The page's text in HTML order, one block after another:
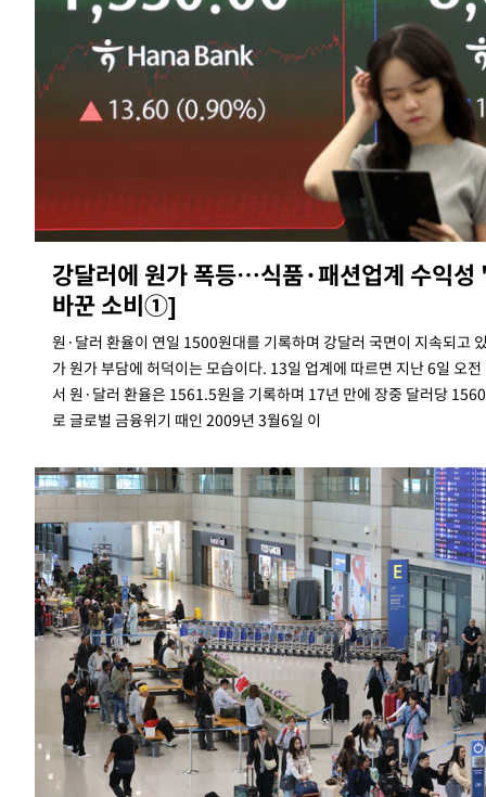
-20724초 전 >제주 골프장서 멧돼지 출현 결국 사살…'이용객 대피'
-18542초 전 >[속보]원·달러 환율, 2.3원 오른 1418.4원 마감
-18386초 전 >
[속보]코스피, 40.89포인트(0.65%) 오른 6299.66 마감
-18372초 전 >[속보]코스닥, 55.66포인트(6.97%) 오른 854.47 마감
대포통장 107개로 불법도박 수익 5062억 세탁…19명 검거
[속보]이 대통령 "2028년 중순까지 광주 군공항 기능 다른 군
포항스틸야드 관중석 천장 석재 낙하…K리그 전구장 긴급 점검
10분 전 >[속보]'전장연 시위' 1호선 용산역 상행선 무정차 통과 종료
1시간 전 >[속보]원·달러 환율, 오전 9시 1410.3원
1시간 전 >[속보]코스닥, 8.85포인트(1.11%) 오른 807.66 개장
1시간 전 > [속보]코스피, 47.56포인트(0.76%) 오른 6306.33 개장
1시간 전 > [속보]지하철 1호선 상행선 용산역 무정차 통과…"집회·시위"
2시간 전 > '낮 최고 34도' 전국 더위 지속…강원·경상권 오전 비
강달러에 원가 폭등…식품·패션업계 수익
바꾼 소비①]
원·달러 환율이 연일 1500원대를 기록하며 강달러 국면이 지속되고
가 원가 부담에 허덕이는 모습이다. 13일 업계에 따르면 지난 6일 오
서 원·달러 환율은 1561.5원을 기록하며 17년 만에 장중 달러당
로 글로벌 금융위기 때인 2009년 3월6일 이